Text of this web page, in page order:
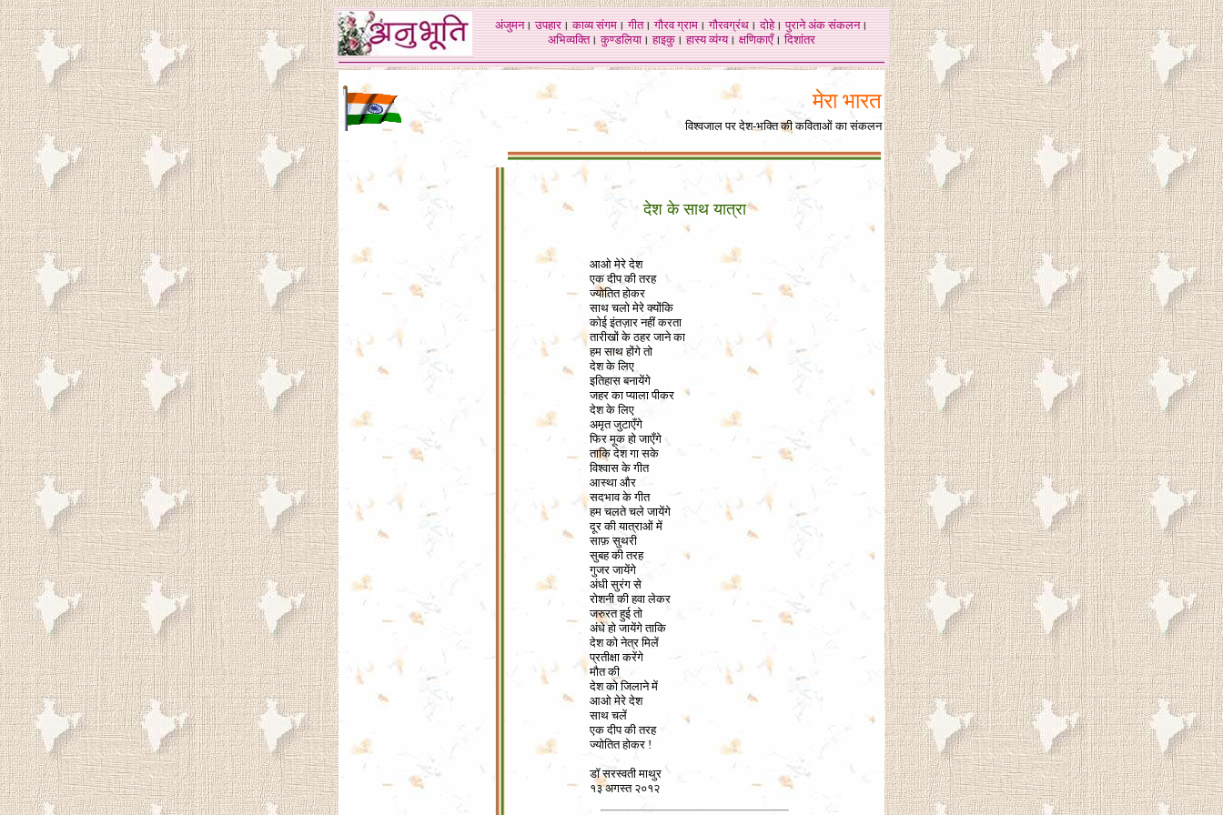
अंजुमन।उपहार।काव्य संगम।गीत।गौरव ग्राम।गौरवग्रंथ।दोहे।पुराने अंक संकलन।
अभिव्यक्ति।कुण्डलिया।हाइकु।हास्य व्यंग्य।क्षणिकाएँ।दिशांतर
मेरा भारत
विश्वजाल पर देश-भक्ति की कविताओं का संकलन
देश के साथ यात्रा
आओ मेरे देश
एक दीप की तरह
ज्योतित होकर
साथ चलो मेरे क्योंकि
कोई इंतज़ार नहीं करता
तारीखों के ठहर जाने का
हम साथ होंगे तो
देश के लिए
इतिहास बनायेंगे
जहर का प्याला पीकर
देश के लिए
अमृत जुटाएँगे
फिर मूक हो जाएँगे
ताकि देश गा सके
विश्वास के गीत
आस्था और
सदभाव के गीत
हम चलते चले जायेंगे
दूर की यात्राओं में
साफ़ सुथरी
सुबह की तरह
गुजर जायेंगे
अंधी सुरंग से
रोशनी की हवा लेकर
जरुरत हुई तो
अंधे हो जायेंगे ताकि
देश को नेत्र मिलें
प्रतीक्षा करेंगे
मौत की
देश को जिलाने में
आओ मेरे देश
साथ चलें
एक दीप की तरह
ज्योतित होकर !
डॉ सरस्वती माथुर
१३ अगस्त २०१२